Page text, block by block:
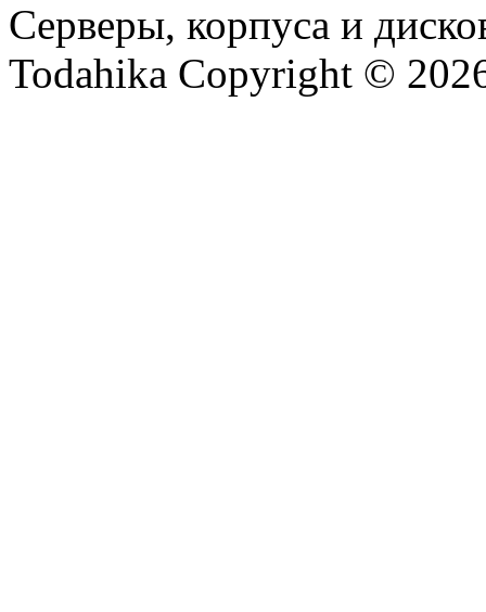
Серверы, корпуса и
Todahika Copyright ©